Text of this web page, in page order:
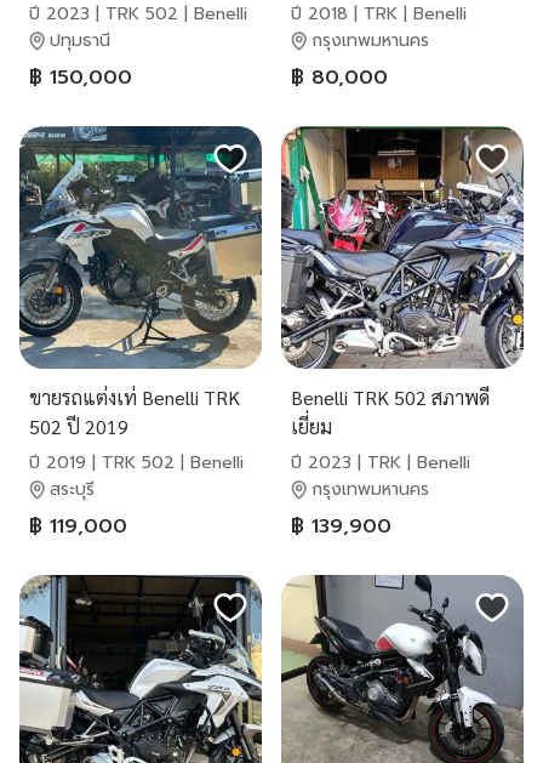
ปี 2023 | TRK 502 | Benelli
ปทุมธานี
฿ 150,000
ปี 2018 | TRK | Benelli
กรุงเทพมหานคร
฿ 80,000
ขายรถแต่งเท่ Benelli TRK
502 ปี 2019
ปี 2019 | TRK 502 | Benelli
สระบุรี
฿ 119,000
Benelli TRK 502 สภาพดี
เยี่ยม
ปี 2023 | TRK | Benelli
กรุงเทพมหานคร
฿ 139,900